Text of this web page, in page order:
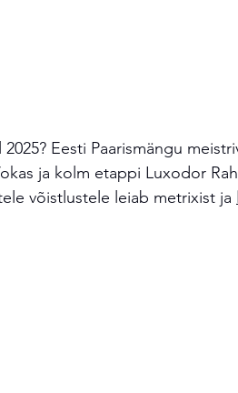
Eesti Paarismängu
ja kolm etappi Luxodor
võistlustele leiab metrixist ja